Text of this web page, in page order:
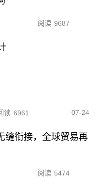
阅读 9687
读 6961 07-24
缝衔接，全球贸易再
阅读 5474